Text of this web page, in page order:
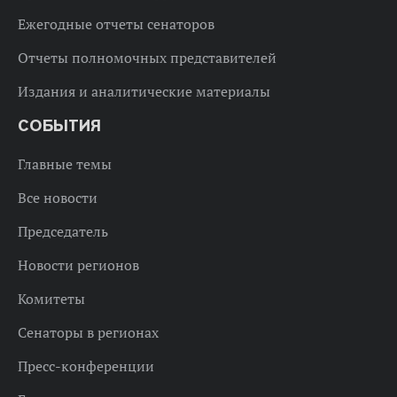
Ежегодные отчеты сенаторов
Отчеты полномочных представителей
Издания и аналитические материалы
СОБЫТИЯ
Главные темы
Все новости
Председатель
Новости регионов
Комитеты
Сенаторы в регионах
Пресс-конференции